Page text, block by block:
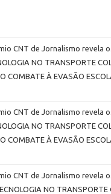
CNT de Jornalismo revela
NO TRANSPORTE
COMBATE À EVASÃO
CNT de Jornalismo revela
NO TRANSPORTE
COMBATE À EVASÃO
CNT de Jornalismo revela
NO TRANSPORTE